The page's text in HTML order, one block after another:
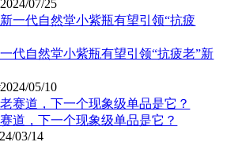
2024/07/25
代自然堂小紫瓶有望引领“抗疲老”新
2024/05/10
道，下一个现象级单品是它？
03/14